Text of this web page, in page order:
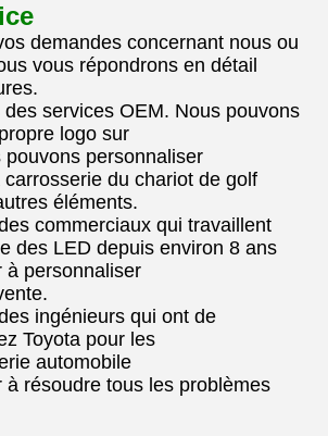
demandes concernant nous ou
vous répondrons en détail
services OEM. Nous pouvons
logo sur
pouvons personnaliser
carrosserie du chariot de golf
éléments.
commerciaux qui travaillent
des LED depuis environ 8 ans
à personnaliser
ingénieurs qui ont de
Toyota pour les
automobile
à résoudre tous les problèmes